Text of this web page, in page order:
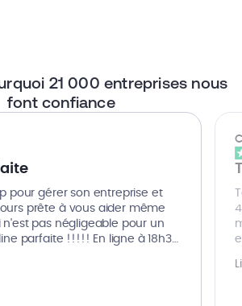
21 000 entreprises nous
font confiance
pour gérer son entreprise et
prête à vous aider même
n'est pas négligeable pour un
parfaite !!!!! En ligne à 18h30